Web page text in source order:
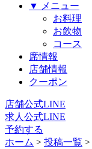
▼ メニュー
お料理
お飲物
コース
席情報
店舗情報
クーポン
店舗公式LINE
求人公式LINE
予約する
ホーム > 投稿一覧 >